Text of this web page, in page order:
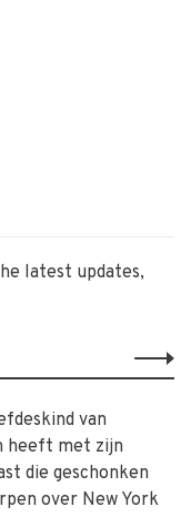
latest updates,
van
heeft met zijn
die geschonken
over New York